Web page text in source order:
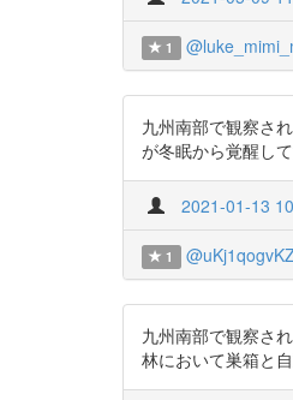
1
九州南部で観察さ
が冬眠から覚醒し
2021-01-13
1
九州南部で観察さ
林において巣箱と